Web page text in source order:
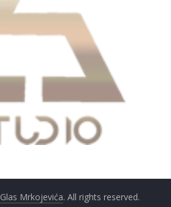
Glas Mrkojevića. All rights reserved.